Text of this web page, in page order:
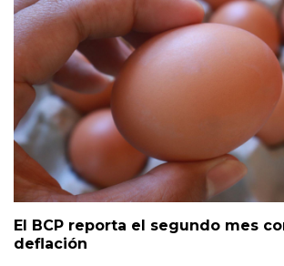
El BCP reporta el segundo mes
deflación